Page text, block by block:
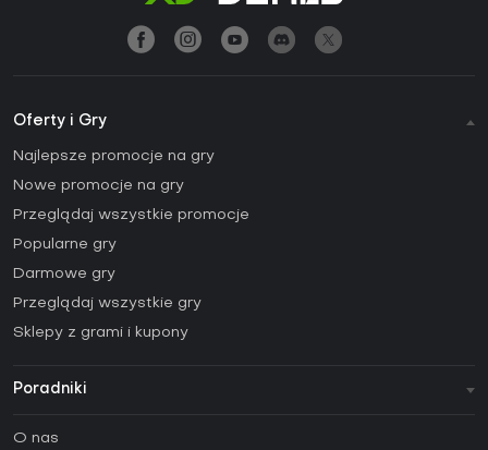
Oferty i Gry
Najlepsze promocje na gry
Nowe promocje na gry
Przeglądaj wszystkie promocje
Popularne gry
Darmowe gry
Przeglądaj wszystkie gry
Sklepy z grami i kupony
Poradniki
O nas